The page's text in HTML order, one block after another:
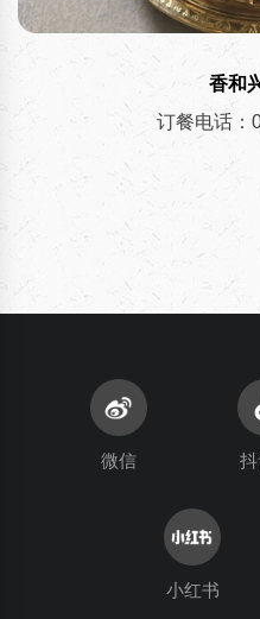
香和
订餐电话：
微信
小红书